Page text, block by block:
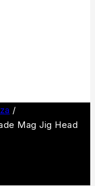
/
Mag Jig Head